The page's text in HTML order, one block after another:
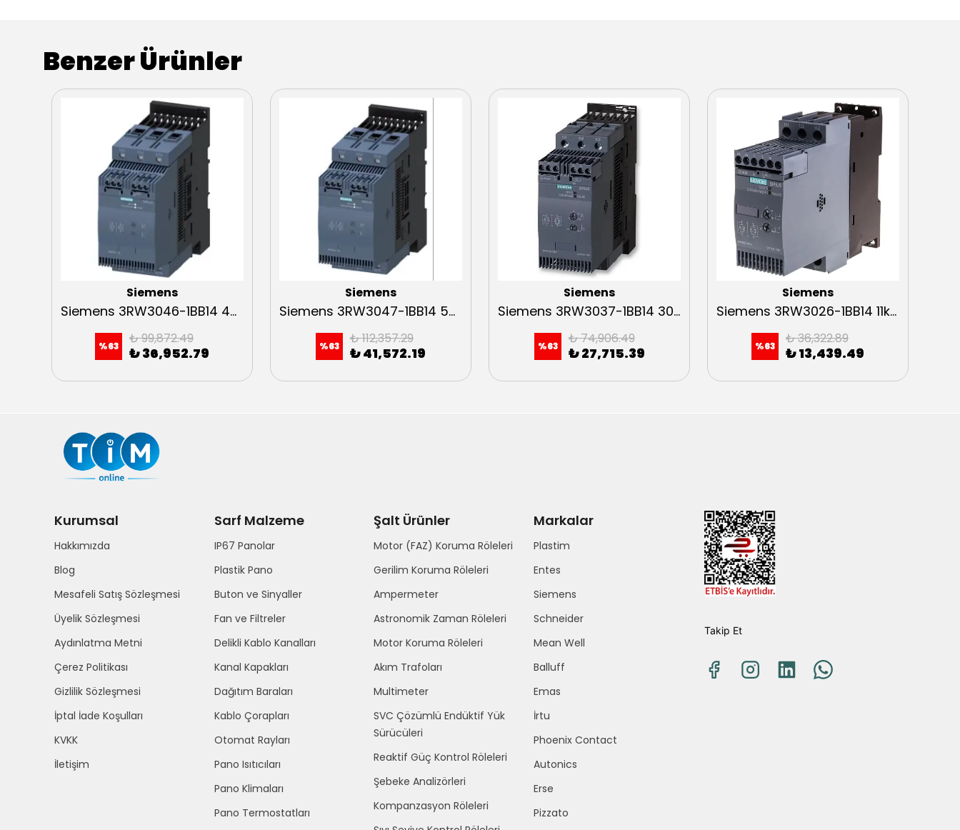
Benzer Ürünler
Siemens
Siemens 3RW3046-1BB14 45kW Sirius Soft Starter
%63 ₺ 99,872.49
₺ 36,952.79
Siemens
Siemens 3RW3047-1BB14 55kW Sirius Soft Starter
%63 ₺ 112,357.29
₺ 41,572.19
Siemens
Siemens 3RW3037-1BB14 30kW Sirius Soft Starter
%63 ₺ 74,906.49
₺ 27,715.39
Siemens
Siemens 3RW3026-1BB14 11kW Sirius Soft Starter
%63 ₺ 36,322.89
₺ 13,439.49
Kurumsal
Hakkımızda
Blog
Mesafeli Satış Sözleşmesi
Üyelik Sözleşmesi
Aydınlatma Metni
Çerez Politikası
Gizlilik Sözleşmesi
İptal İade Koşulları
KVKK
İletişim
Sarf Malzeme
IP67 Panolar
Plastik Pano
Buton ve Sinyaller
Fan ve Filtreler
Delikli Kablo Kanalları
Kanal Kapakları
Dağıtım Baraları
Kablo Çorapları
Otomat Rayları
Pano Isıtıcıları
Pano Klimaları
Pano Termostatları
Şalt Ürünler
Motor (FAZ) Koruma Röleleri
Gerilim Koruma Röleleri
Ampermeter
Astronomik Zaman Röleleri
Motor Koruma Röleleri
Akım Trafoları
Multimeter
SVC Çözümlü Endüktif Yük
Sürücüleri
Reaktif Güç Kontrol Röleleri
Şebeke Analizörleri
Kompanzasyon Röleleri
Markalar
Plastim
Entes
Siemens
Schneider
Mean Well
Balluff
Emas
İrtu
Phoenix Contact
Autonics
Erse
Pizzato
Takip Et